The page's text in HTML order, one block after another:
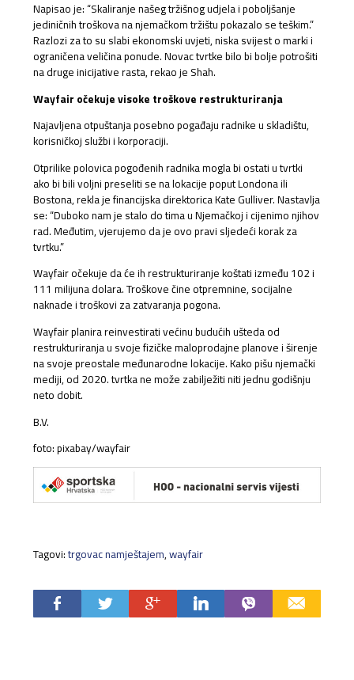
Napisao je: “Skaliranje našeg tržišnog udjela i poboljšanje
jediničnih troškova na njemačkom tržištu pokazalo se teškim.”
Razlozi za to su slabi ekonomski uvjeti, niska svijest o marki i
ograničena veličina ponude. Novac tvrtke bilo bi bolje potrošiti
na druge inicijative rasta, rekao je Shah.
Wayfair očekuje visoke troškove restrukturiranja
Najavljena otpuštanja posebno pogađaju radnike u skladištu,
korisničkoj službi i korporaciji.
Otprilike polovica pogođenih radnika mogla bi ostati u tvrtki
ako bi bili voljni preseliti se na lokacije poput Londona ili
Bostona, rekla je financijska direktorica Kate Gulliver. Nastavlja
se: “Duboko nam je stalo do tima u Njemačkoj i cijenimo njihov
rad. Međutim, vjerujemo da je ovo pravi sljedeći korak za
tvrtku.”
Wayfair očekuje da će ih restrukturiranje koštati između 102 i
111 milijuna dolara. Troškove čine otpremnine, socijalne
naknade i troškovi za zatvaranja pogona.
Wayfair planira reinvestirati većinu budućih ušteda od
restrukturiranja u svoje fizičke maloprodajne planove i širenje
na svoje preostale međunarodne lokacije. Kako pišu njemački
mediji, od 2020. tvrtka ne može zabilježiti niti jednu godišnju
neto dobit.
B.V.
foto: pixabay/wayfair
Tagovi:trgovac namještajem,wayfair